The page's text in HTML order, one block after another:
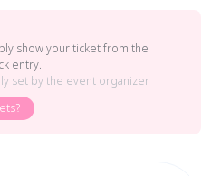
show your ticket from the
entry.
set by the event organizer.